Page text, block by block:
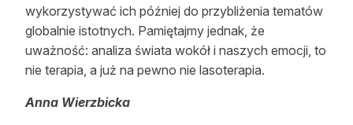
wykorzystywać ich później do przybliżenia tematów
globalnie istotnych. Pamiętajmy jednak, że
uważność: analiza świata wokół i naszych emocji, to
nie terapia, a już na pewno nie lasoterapia.
Anna Wierzbicka